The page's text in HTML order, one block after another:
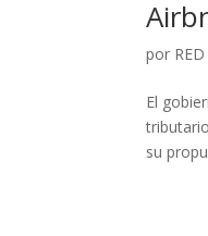
por
El
su